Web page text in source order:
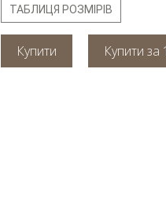
ТАБЛИЦЯ РОЗМІРІВ
Купити